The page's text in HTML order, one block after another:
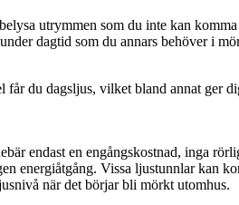
utrymmen som du inte kan
dagtid som du annars behöver i
får du dagsljus, vilket bland annat ger
endast en engångskostnad, inga
energiåtgång. Vissa ljustunnlar kan
när det börjar bli mörkt utomhus.